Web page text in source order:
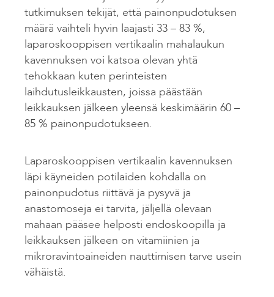
tutkimuksen tekijät, että painonpudotuksen
määrä vaihteli hyvin laajasti 33 – 83 %,
laparoskooppisen vertikaalin mahalaukun
kavennuksen voi katsoa olevan yhtä
tehokkaan kuten perinteisten
laihdutusleikkausten, joissa päästään
leikkauksen jälkeen yleensä keskimäärin 60 –
85 % painonpudotukseen.
Laparoskooppisen vertikaalin kavennuksen
läpi käyneiden potilaiden kohdalla on
painonpudotus riittävä ja pysyvä ja
anastomoseja ei tarvita, jäljellä olevaan
mahaan pääsee helposti endoskoopilla ja
leikkauksen jälkeen on vitamiinien ja
mikroravintoaineiden nauttimisen tarve usein
vähäistä.